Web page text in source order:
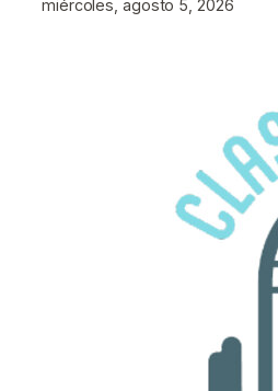
miércoles, agosto 5, 2026